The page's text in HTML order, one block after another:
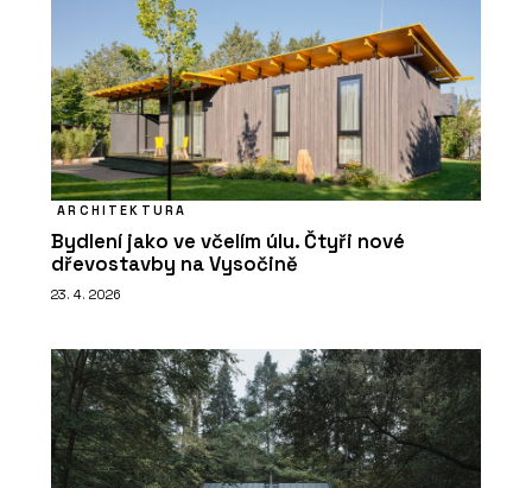
ARCHITEKTURA
Bydlení jako ve včelím úlu. Čtyři nové
dřevostavby na Vysočině
23. 4. 2026